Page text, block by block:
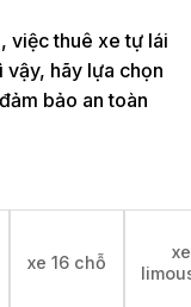
việc thuê xe tự lái
vậy, hãy lựa chọn
bảo an toàn
xe 16 chỗ
xe